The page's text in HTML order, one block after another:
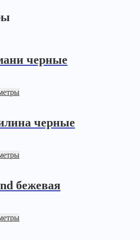
черные
черные
бежевая